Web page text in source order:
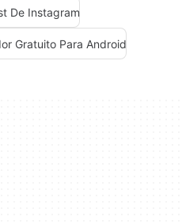
De Instagram
Gratuito Para Android